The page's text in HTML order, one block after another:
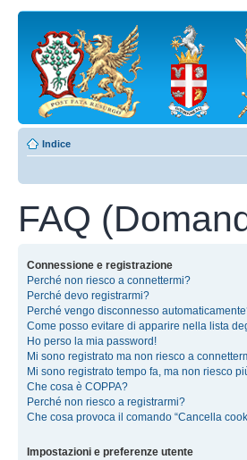
Indice
FAQ
Connessione e registrazione
Perché non riesco a connettermi?
Perché devo registrarmi?
Perché vengo disconnesso
Come posso evitare di apparire nella lista
Ho perso la mia password!
Mi sono registrato ma non riesco a
Mi sono registrato tempo fa, ma non riesco
Che cosa è COPPA?
Perché non riesco a registrarmi?
Che cosa provoca il comando “Cancella
Impostazioni e preferenze utente